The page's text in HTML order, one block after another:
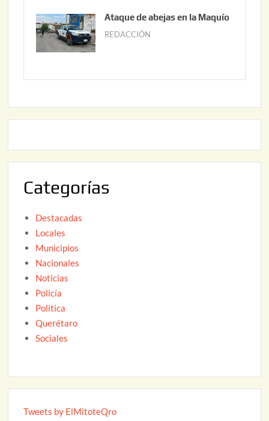
,
2
0
6
n
i
o
Ataque de abejas en la Maquío
REDACCIÓN
o
2
Categorías
Destacadas
Locales
Municipios
Nacionales
Noticias
Policía
Política
Querétaro
Sociales
Tweets by ElMitoteQro